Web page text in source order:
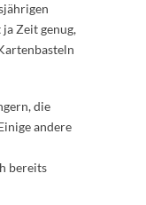
Zeit genug,
die
andere
bereits